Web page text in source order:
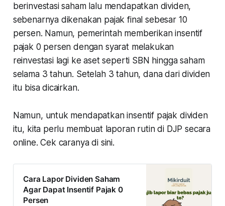
berinvestasi saham lalu mendapatkan dividen,
sebenarnya dikenakan pajak final sebesar 10
persen. Namun, pemerintah memberikan insentif
pajak 0 persen dengan syarat melakukan
reinvestasi lagi ke aset seperti SBN hingga saham
selama 3 tahun. Setelah 3 tahun, dana dari dividen
itu bisa dicairkan.
Namun, untuk mendapatkan insentif pajak dividen
itu, kita perlu membuat laporan rutin di DJP secara
online. Cek caranya di sini.
Cara Lapor Dividen Saham
Agar Dapat Insentif Pajak 0
Persen